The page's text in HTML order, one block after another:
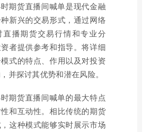
期货直播间喊单是现代金融
新兴的交易形式，通过网络
直播期货交易行情和专业分
者提供参考和指导。将详细
式的特点、作用以及对投资
并探讨其优势和潜在风险。
期货直播间喊单的最大特点
和互动性。相比传统的期货
这种模式能够实时展示市场